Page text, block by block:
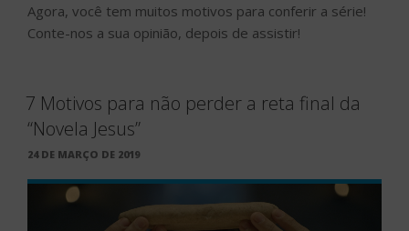
Agora, você tem muitos motivos para conferir a série!
Conte-nos a sua opinião, depois de assistir!
7 Motivos para não perder a reta final da
“Novela Jesus”
PUBLICADO
24 DE MARÇO DE 2019